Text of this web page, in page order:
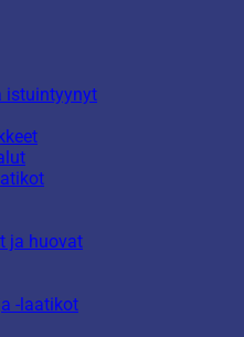
istuintyynyt
ja huovat
-laatikot